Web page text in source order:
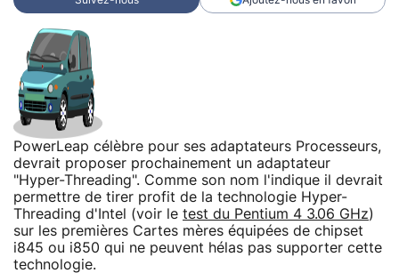
PowerLeap célèbre pour ses adaptateurs Processeurs,
devrait proposer prochainement un adaptateur
"Hyper-Threading". Comme son nom l'indique il devrait
permettre de tirer profit de la technologie Hyper-
Threading d'Intel (voir le test du Pentium 4 3.06 GHz)
sur les premières Cartes mères équipées de chipset
i845 ou i850 qui ne peuvent hélas pas supporter cette
technologie.